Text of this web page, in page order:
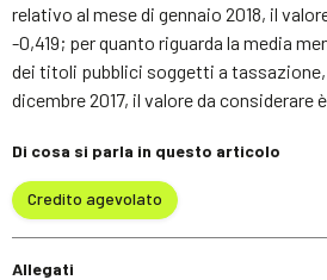
relativo al mese di gennaio 2018, il
-0,419; per quanto riguarda la media
dei titoli pubblici soggetti a tassazione,
dicembre 2017, il valore da considerare
Di cosa si parla in questo articolo
Credito agevolato
Allegati